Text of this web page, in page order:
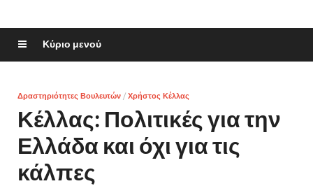
Κύριο μενού
Δραστηριότητες Βουλευτών / Χρήστος Κέλλας
Κέλλας: Πολιτικές για την
Ελλάδα και όχι για τις
κάλπες